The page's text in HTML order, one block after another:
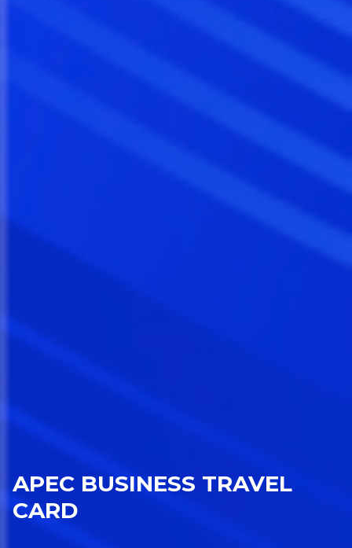
APEC BUSINESS TRAVEL
CARD